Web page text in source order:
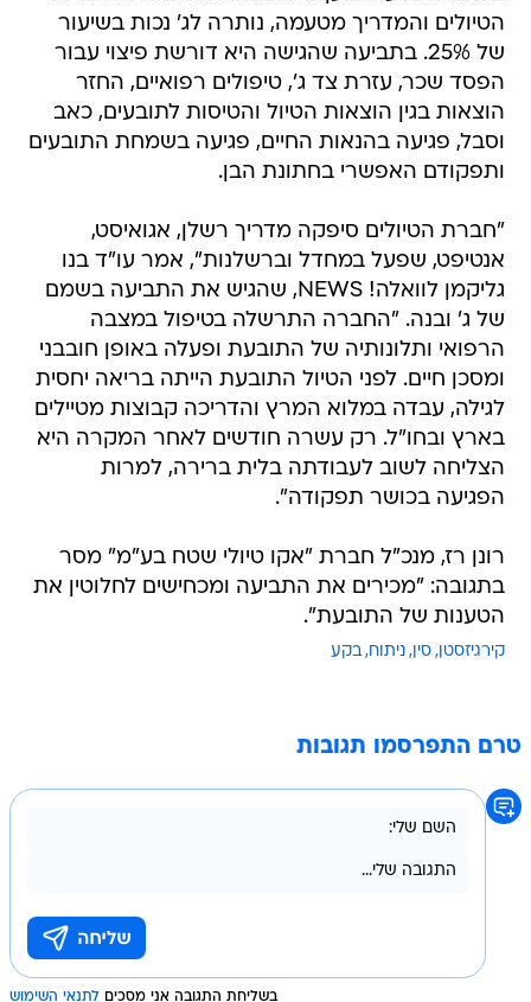
הטיולים והמדריך מטעמה, נותרה לג' נכות בשיעור
של 25%. בתביעה שהגישה היא דורשת פיצוי עבור
הפסד שכר, עזרת צד ג', טיפולים רפואיים, החזר
הוצאות בגין הוצאות הטיול והטיסות לתובעים, כאב
וסבל, פגיעה בהנאות החיים, פגיעה בשמחת התובעים
ותפקודם האפשרי בחתונת הבן.
"חברת הטיולים סיפקה מדריך רשלן, אגואיסט,
אנטיפט, שפעל במחדל וברשלנות", אמר עו"ד בנו
גליקמן לוואלה! NEWS, שהגיש את התביעה בשמם
של ג' ובנה. "החברה התרשלה בטיפול במצבה
הרפואי ותלונותיה של התובעת ופעלה באופן חובבני
ומסכן חיים. לפני הטיול התובעת הייתה בריאה יחסית
לגילה, עבדה במלוא המרץ והדריכה קבוצות מטיילים
בארץ ובחו"ל. רק עשרה חודשים לאחר המקרה היא
הצליחה לשוב לעבודתה בלית ברירה, למרות
הפגיעה בכושר תפקודה".
רונן רז, מנכ"ל חברת "אקו טיולי שטח בע"מ" מסר
בתגובה: "מכירים את התביעה ומכחישים לחלוטין את
הטענות של התובעת".
קירגיזסטן סין ניתוח בקע
טרם התפרסמו תגובות
בשליחת התגובה אני מסכים לתנאי השימוש